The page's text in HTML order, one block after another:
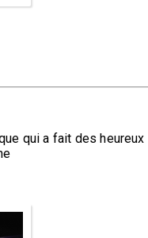
qui a fait des heureux